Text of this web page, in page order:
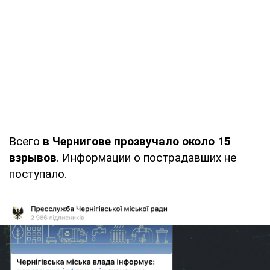
Всего в Чернигове прозвучало около 15
взрывов. Информации о пострадавших не
поступало.